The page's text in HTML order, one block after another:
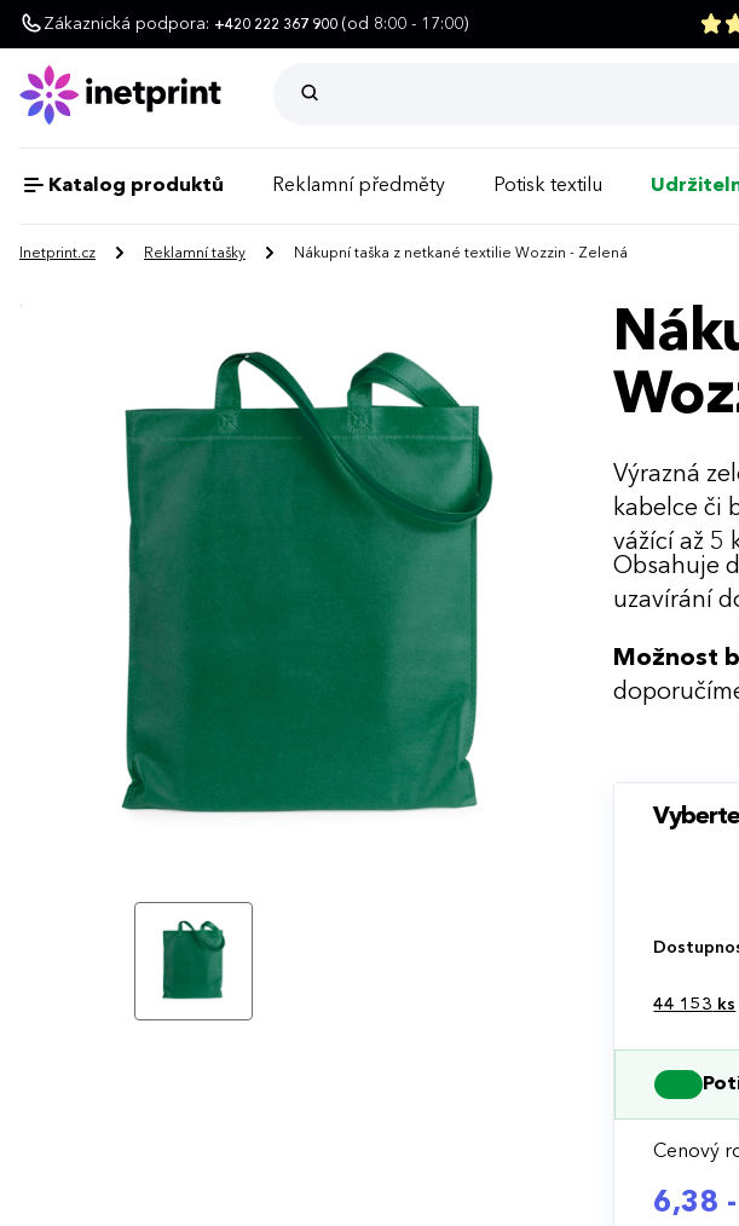
Zákaznická podpora: +420 222 367 900 (od 8:00 - 17:00)
Katalog produktů Reklamní předměty Potisk textilu
Inetprint.cz Reklamní tašky Nákupní taška z netkané textilie Wozzin - Zelená
Výrazná
kabelce či
vážící až 5
Obsahuje
uzavírání
Možnost
44 153 ks
Cenový
6,38